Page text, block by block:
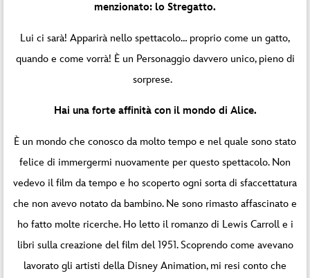
menzionato: lo Stregatto.
Lui ci sarà! Apparirà nello spettacolo… proprio come un gatto,
quando e come vorrà! È un Personaggio davvero unico, pieno di
sorprese.
Hai una forte affinità con il mondo di Alice.
È un mondo che conosco da molto tempo e nel quale sono stato
felice di immergermi nuovamente per questo spettacolo. Non
vedevo il film da tempo e ho scoperto ogni sorta di sfaccettatura
che non avevo notato da bambino. Ne sono rimasto affascinato e
ho fatto molte ricerche. Ho letto il romanzo di Lewis Carroll e i
libri sulla creazione del film del 1951. Scoprendo come avevano
lavorato gli artisti della Disney Animation, mi resi conto che